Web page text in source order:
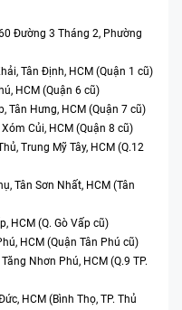
Đường 3 Tháng 2, Phường
Tân Định, HCM (Quận 1 cũ)
HCM (Quận 6 cũ)
Tân Hưng, HCM (Quận 7 cũ)
Củi, HCM (Quận 8 cũ)
Trung Mỹ Tây, HCM (Q.12
Tân Sơn Nhất, HCM (Tân
HCM (Q. Gò Vấp cũ)
HCM (Quận Tân Phú cũ)
Nhơn Phú, HCM (Q.9 TP.
HCM (Bình Thọ, TP. Thủ